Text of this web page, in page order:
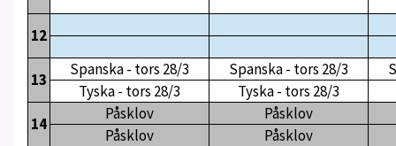
12
13
Spanska - tors 28/3 Spanska - tors 28/3
Tyska - tors 28/3
Tyska - tors 28/3
14
Påsklov
Påsklov
Påsklov
Påsklov